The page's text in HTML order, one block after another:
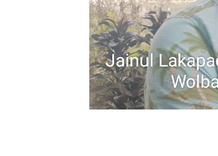
Ucapan
Selamat Atas
Pelantikan
Gubernur
dan Wakil
Gubernur
Ucapan
Selamat Atas
Pelatikan
Bupati Dan
Wabup Alor